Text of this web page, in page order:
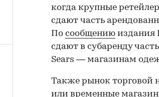
когда крупные
сдают часть
По сообщению издания
сдают в субаренду
Sears — магазинам
Также рынок торговой
или временные